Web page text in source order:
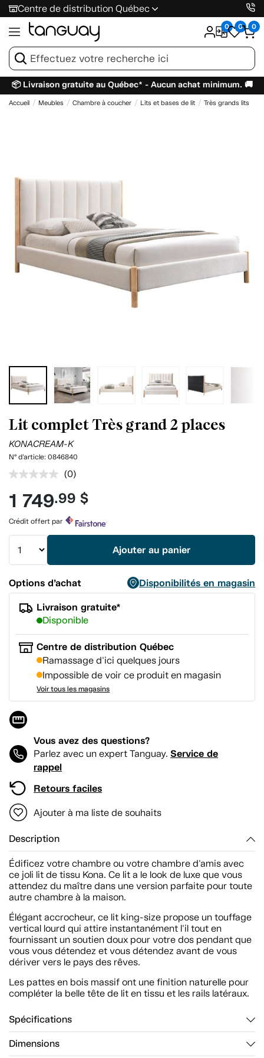
Centre de distribution Québec
0 0 0
📦 Livraison gratuite au Québec* - Aucun achat minimum. 🚚
Accueil Meubles Chambre à coucher Lits et bases de lit Très grands lits
Lit complet Très grand 2 places
KONACREAM-K
N° d'article: 0846840
Aucune
pour
ce
produit.
Lien
vers
page.
(0)
1 749.99 $
Crédit offert par
Ajouter au panier
Options d’achat
Disponibilités en magasin
Livraison gratuite*
Disponible
Centre de distribution Québec
Ramassage d'ici quelques jours
Impossible de voir ce produit en magasin
Voir tous les magasins
Vous avez des questions?
Parlez avec un expert Tanguay. Service de
rappel
Retours faciles
Ajouter à ma liste de souhaits
Description
Édificez votre chambre ou votre chambre d'amis avec
ce joli lit de tissu Kona. Ce lit a le look de luxe que vous
attendez du maître dans une version parfaite pour toute
autre chambre à la maison.
Élégant accrocheur, ce lit king-size propose un touffage
vertical lourd qui attire instantanément l'il tout en
fournissant un soutien doux pour votre dos pendant que
vous vous détendez et vous détendez avant de vous
dériver vers le pays des rêves.
Les pattes en bois massif ont une finition naturelle pour
compléter la belle tête de lit en tissu et les rails latéraux.
Spécifications
Dimensions